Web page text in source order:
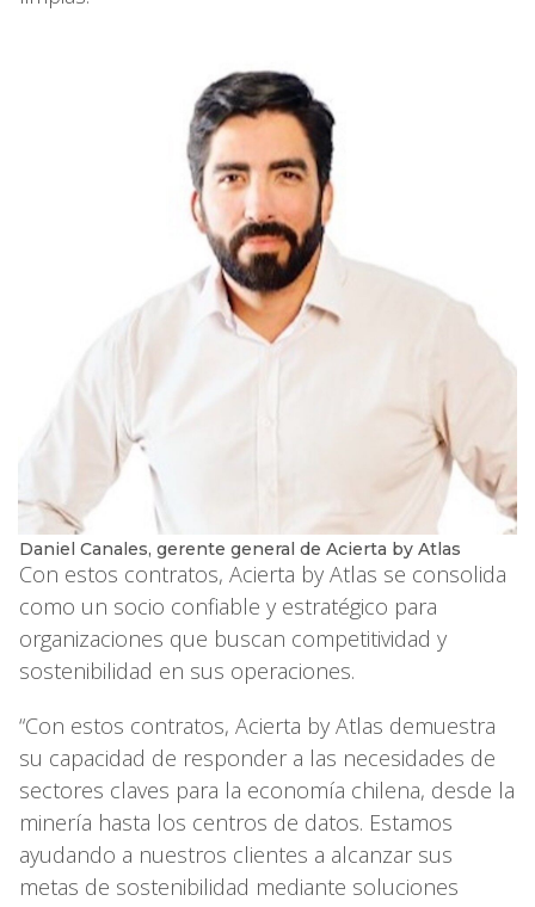
Daniel Canales, gerente general de Acierta by Atlas
Con estos contratos, Acierta by Atlas se consolida
como un socio confiable y estratégico para
organizaciones que buscan competitividad y
sostenibilidad en sus operaciones.
“Con estos contratos, Acierta by Atlas demuestra
su capacidad de responder a las necesidades de
sectores claves para la economía chilena, desde la
minería hasta los centros de datos. Estamos
ayudando a nuestros clientes a alcanzar sus
metas de sostenibilidad mediante soluciones